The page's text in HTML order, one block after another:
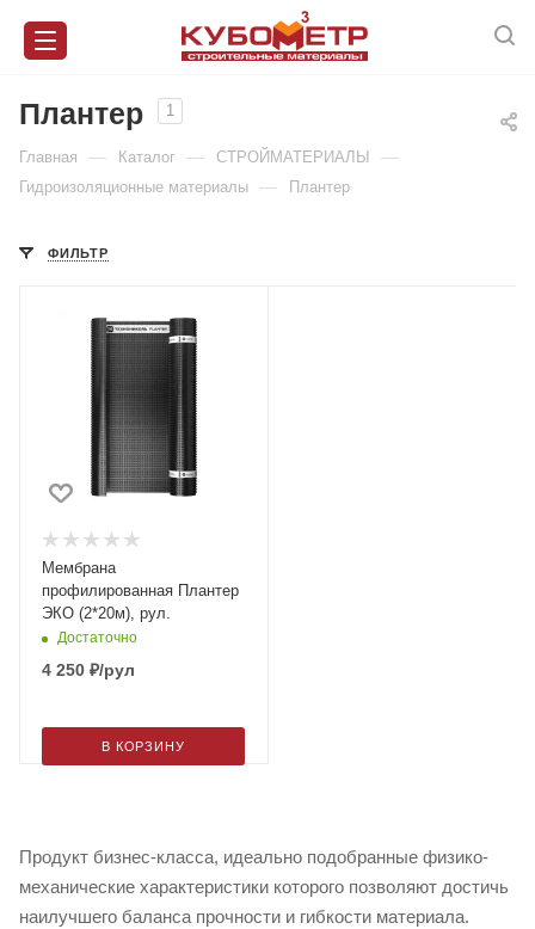
Плантер 1
Главная — Каталог — СТРОЙМАТЕРИАЛЫ —
Гидроизоляционные материалы — Плантер
ФИЛЬТР
Мембрана
профилированная Плантер
ЭКО (2*20м), рул.
Достаточно
4 250 ₽/рул
В КОРЗИНУ
Продукт бизнес-класса, идеально подобранные физико-
механические характеристики которого позволяют достичь
наилучшего баланса прочности и гибкости материала.